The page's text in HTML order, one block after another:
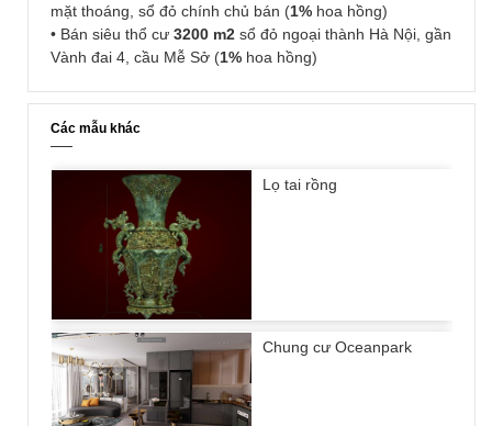
mặt thoáng, sổ đỏ chính chủ bán (1% hoa hồng)
• Bán siêu thổ cư 3200 m2 sổ đỏ ngoại thành Hà Nội, gần
Vành đai 4, cầu Mễ Sở (1% hoa hồng)
Các mẫu khác
Lọ tai rồng
Chung cư Oceanpark